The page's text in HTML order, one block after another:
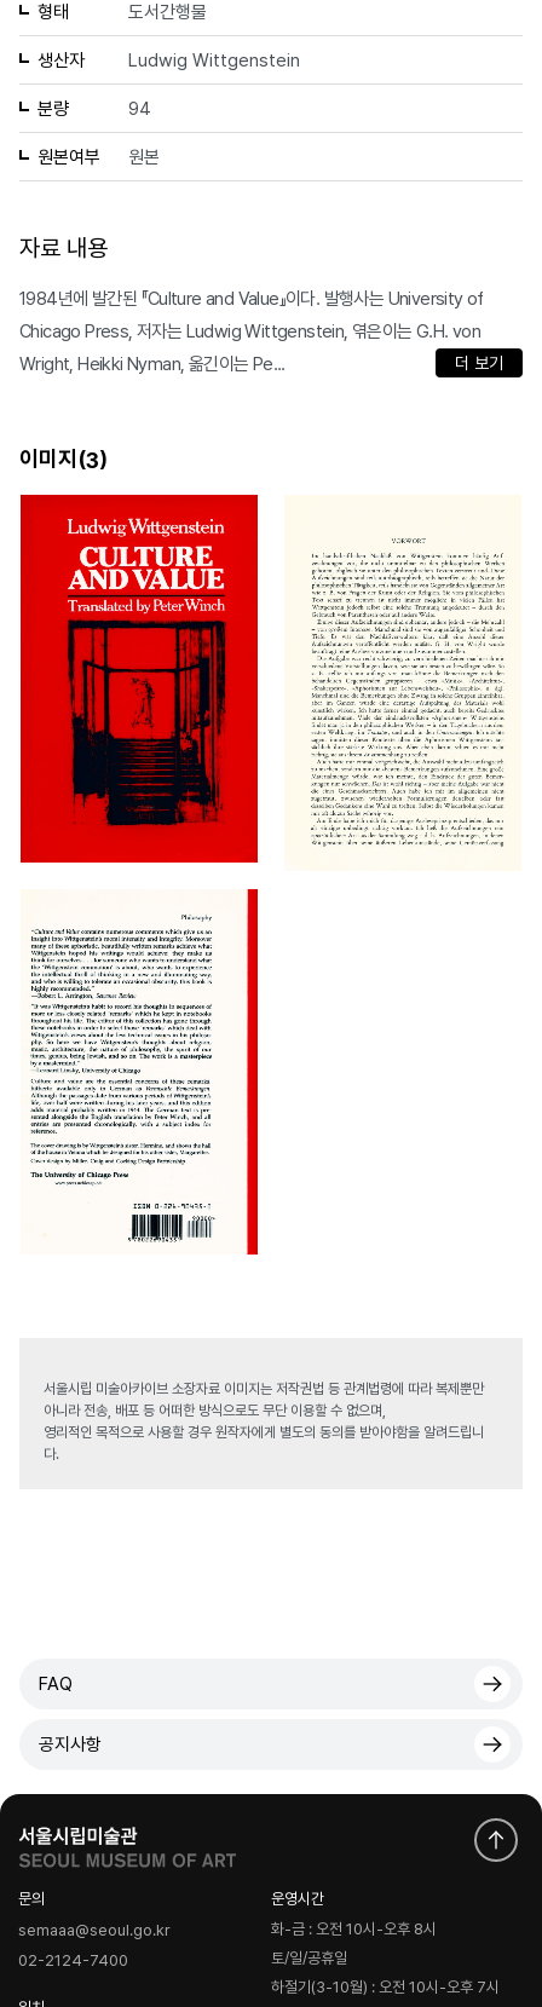
형태 도서간행물
생산자 Ludwig Wittgenstein
분량 94
원본여부 원본
자료 내용
1984년에 발간된 『Culture and Value』이다. 발행사는 University of
Chicago Press, 저자는 Ludwig Wittgenstein, 엮은이는 G.H. von
Wright, Heikki Nyman, 옮긴이는 Pe...
더 보기
이미지(3)
서울시립 미술아카이브 소장자료 이미지는 저작권법 등 관계법령에 따라 복제뿐만
아니라 전송, 배포 등 어떠한 방식으로도 무단 이용할 수 없으며,
영리적인 목적으로 사용할 경우 원작자에게 별도의 동의를 받아야함을 알려드립니
다.
FAQ
공지사항
문의
semaaa@seoul.go.kr
02-2124-7400
운영시간
화-금 : 오전 10시-오후 8시
토/일/공휴일
하절기(3-10월) : 오전 10시-오후 7시